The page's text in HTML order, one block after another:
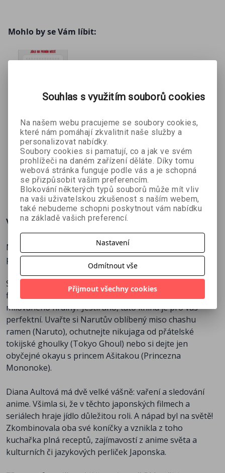
Mohlo by se Vám líbit:
Deník
Whole30
Melissa
Hartwigová
319 Kč 389 Kč
Umění
kreslit -
Manga
Talia
Horsburghová
260 Kč 389 Kč
Anime –
Tipy a triky
Christopher
Hart
225 Kč 349 Kč
Více o knize
Máte rádi anime a japonskou kuchyni? Co takhle to
propojit?
Stává se vám při sledování vašeho oblíbeného anime
filmu či seriálu, že se vám sbíhají sliny nad večeří vašeho
milovaného hrdiny? Jestli ano, tato kniha je pro vás
perfektní. Uvařte si Narutův oblíbený miso chashu
ramen (Naruto), ochutnejte nikujaga od přátelské
tokijské ghoulky (Tokyo Ghoul) nebo si dejte jen
obyčejné okayu s princem Ašitakou (Princezna
Mononoke).
Diana Aultová má dvě velké vášně: vaření a sledování
anime. Všimla si, že v těchto japonských filmech a
seriálech hraje jídlo důležitou roli. A nápad byl na světě!
Zkombinovala oba své koníčky a vznikla z toho
kuchařka plná receptů, zajímavostí z anime světa a
kulturních či jazykových perliček Japonska.
Souhlas s využitím souborů cookies
Na našem webu pracujeme se soubory cookies,
které nám pomáhají zkvalitnit naše služby a
personalizovat nabídky.
Soubory cookies si pamatují, co a jak ve svém
prohlížeči na daném zařízení děláte. Díky tomu
webová stránka funguje podle vás a je schopná
se přizpůsobit vašim preferencím.
Blokování některých typů souborů může mít vliv
na vaši uživatelskou zkušenost s naším webem,
také nebudeme schopni poskytnout vám nabídku
na základě vašich preferencí.
Nastavení
Odmítnout vše
Přijmout všechny cookies